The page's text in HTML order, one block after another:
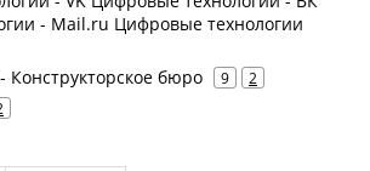
- Mail.ru Цифровые технологии
Конструкторское бюро 9 2